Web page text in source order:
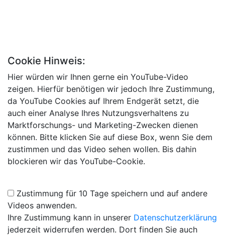
Cookie Hinweis:
Hier würden wir Ihnen gerne ein YouTube-Video
zeigen. Hierfür benötigen wir jedoch Ihre Zustimmung,
da YouTube Cookies auf Ihrem Endgerät setzt, die
auch einer Analyse Ihres Nutzungsverhaltens zu
Marktforschungs- und Marketing-Zwecken dienen
können. Bitte klicken Sie auf diese Box, wenn Sie dem
zustimmen und das Video sehen wollen. Bis dahin
blockieren wir das YouTube-Cookie.
Zustimmung für 10 Tage speichern und auf andere
Videos anwenden.
Ihre Zustimmung kann in unserer Datenschutzerklärung
jederzeit widerrufen werden. Dort finden Sie auch